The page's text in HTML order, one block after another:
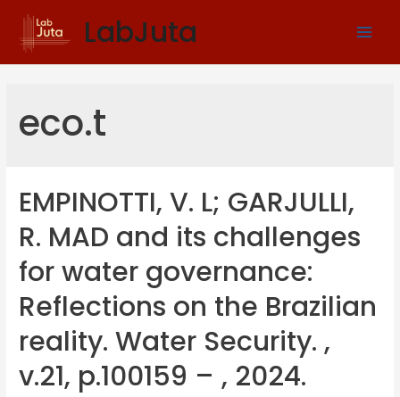
LabJuta
eco.t
EMPINOTTI, V. L; GARJULLI,
R. MAD and its challenges
for water governance:
Reflections on the Brazilian
reality. Water Security. ,
v.21, p.100159 – , 2024.